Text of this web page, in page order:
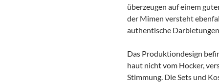
überzeugen auf einem
der Mimen versteht
authentische
Das Produktiondesign
haut nicht vom Hocker,
Stimmung. Die Sets und